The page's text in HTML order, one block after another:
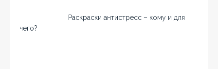
Раскраски антистресс – кому и для
чего?